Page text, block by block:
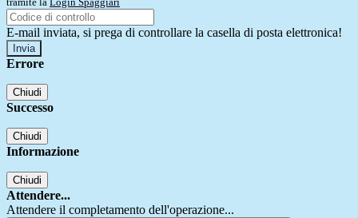
E-mail inviata, si prega di controllare la casella di posta elettronica!
Errore
Chiudi
Successo
Chiudi
Informazione
Chiudi
Attendere...
Attendere il completamento dell'operazione...